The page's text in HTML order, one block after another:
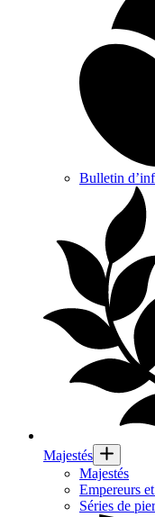
Bulletin
Majestés
Majestés
Empereurs
Séries de